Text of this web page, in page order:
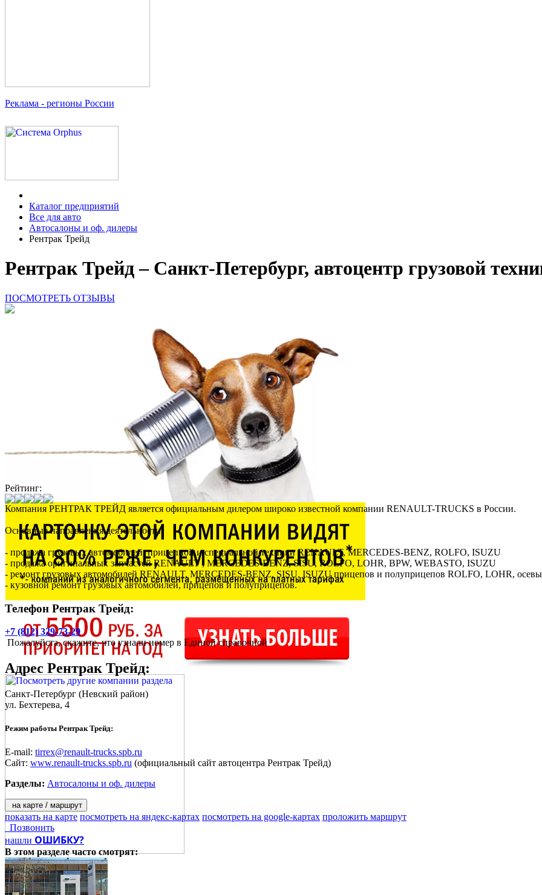
Реклама - регионы России
Каталог предприятий
Все для авто
Автосалоны и оф. дилеры
Рентрак Трейд
Рентрак Трейд – Санкт-Петербург, автоцентр грузовой
ПОСМОТРЕТЬ ОТЗЫВЫ
Рейтинг:
Компания РЕНТРАК ТРЕЙД является официальным дилером широко известной компании RENAULT-TRUCKS в России.
Основные направления деятельности:
- продажа грузовых автомобилей, прицепной и специальной техники RENAULT, MERCEDES-BENZ, ROLFO, ISUZU
- продажа оригинальных запчастей RENAULT , MERCEDES-BENZ, SISU, ROLFO, LOHR, BPW, WEBASTO, ISUZU
- ремонт грузовых автомобилей RENAULT, MERCEDES-BENZ, SISU, ISUZU прицепов и полуприцепов ROLFO, LOHR,
- кузовной ремонт грузовых автомобилей, прицепов и полуприцепов.
Телефон Рентрак Трейд:
+7 (812) 329-73-29
Пожалуйста, скажите, что узнали номер в Единой справочной
Адрес Рентрак Трейд:
Санкт-Петербург (Невский район)
ул. Бехтерева, 4
Режим работы Рентрак Трейд:
E-mail: tirrex@renault-trucks.spb.ru
Сайт: www.renault-trucks.spb.ru (официальный сайт автоцентра Рентрак Трейд)
Разделы: Автосалоны и оф. дилеры
на карте / маршрут
показать на карте посмотреть на яндекс-картах посмотреть на google-картах проложить маршрут
Позвонить
нашли ОШИБКУ?
В этом разделечасто смотрят: